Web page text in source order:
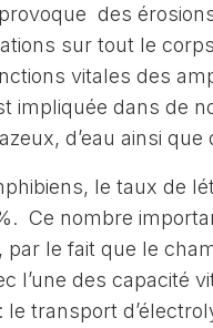
des
sur tout le
vitales des
impliquée dans de
d’eau ainsi que
le taux de
Ce nombre
par le fait que le
l’une des capacité
le transport